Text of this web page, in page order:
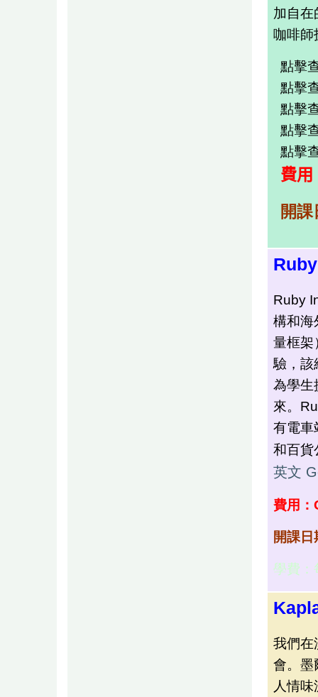
加自在
咖啡師
點擊
點擊
點擊
點擊
點擊
費用
開
Ruby
構和海
量框架
驗，該
為學生
來。
有電車
和百貨
英文
費用：
開課
學費：
我們在
會。墨
人情